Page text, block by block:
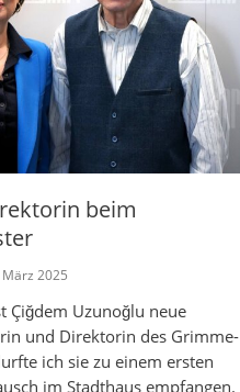
beim
März 2025
Çiğdem Uzunoğlu neue
und Direktorin des Grimme-
ich sie zu einem ersten
im Stadthaus empfangen.